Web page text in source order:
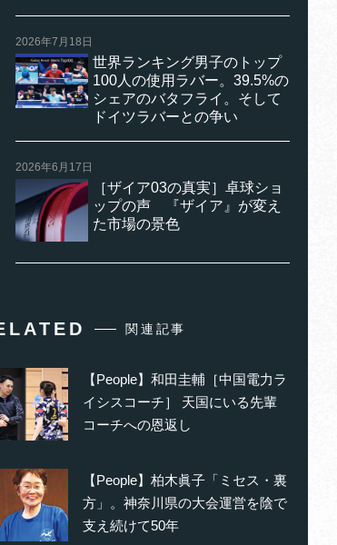
2026年7月18日
世界ランキング男子のトップ
100人の使用ラバー。39.5%の
シェアのバタフライ。そして
ドイツラバーとの争い
2026年6月17日
［ザイア03の真実］卓球ショ
ップの声 『ザイア』が変え
た市場の景色
関連記事
【People】和田圭輔［中国電力ラ
イシスコーチ］ 天国にいる先輩
コーチへの恩返し
【People】柏木眞子「ミセス・裏
方」。神奈川県の大会運営を陰で
支え続けて50年